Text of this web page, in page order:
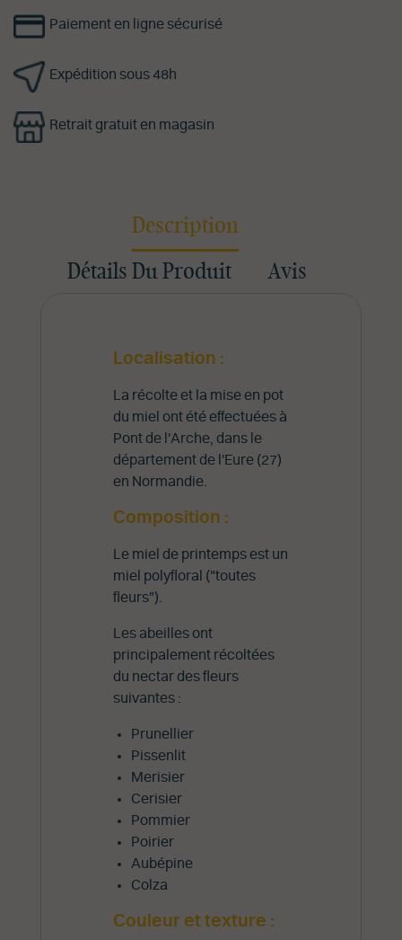
Paiement en ligne sécurisé
Expédition sous 48h
Retrait gratuit en magasin
Description
Détails Du Produit Avis
Localisation :
La récolte et la mise en pot
du miel ont été effectuées à
Pont de l'Arche, dans le
département de l'Eure (27)
en Normandie.
Composition :
Le miel de printemps est un
miel polyfloral ("toutes
fleurs").
Les abeilles ont
principalement récoltées
du nectar des fleurs
suivantes :
Prunellier
Pissenlit
Merisier
Cerisier
Pommier
Poirier
Aubépine
Colza
Couleur et texture :